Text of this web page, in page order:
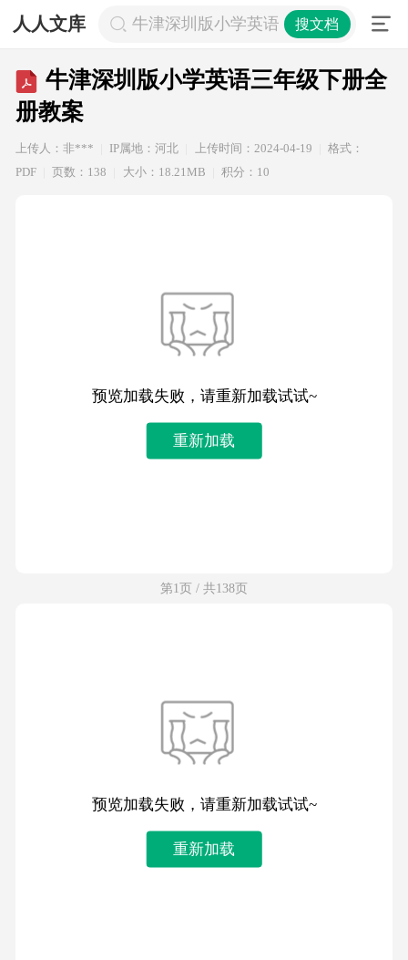
人人文库 牛津深圳版小学英语三年级下册全册
搜文档
牛津深圳版小学英语三年级下册全
册教案
上传人：非*** IP属地：河北 上传时间：2024-04-19
格式：
PDF
页数：138 大小：18.21MB 积分：10
预览加载失败，请重新加载试试~
重新加载
第1页 / 共138页
预览加载失败，请重新加载试试~
重新加载